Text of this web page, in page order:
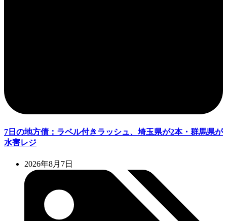
7日の地方債：ラベル付きラッシュ、埼玉県が2本・群馬県が
水害レジ
2026年8月7日